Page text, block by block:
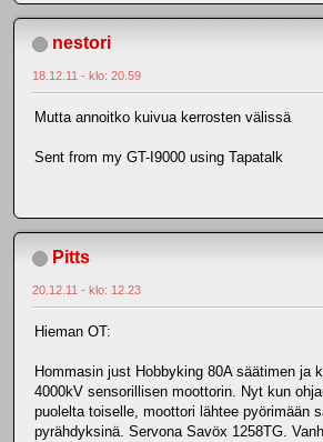
nestori
18.12.11 - klo: 20.59
Mutta annoitko kuivua kerrosten välissä
Sent from my GT-I9000 using Tapatalk
Pitts
20.12.11 - klo: 12.23
Hieman OT:
Hommasin just Hobbyking 80A säätimen ja
4000kV sensorillisen moottorin. Nyt kun
puolelta toiselle, moottori lähtee pyörimään
pyrähdyksinä. Servona Savöx 1258TG.